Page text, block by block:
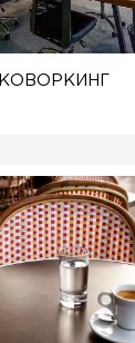
КОВОРКИНГ